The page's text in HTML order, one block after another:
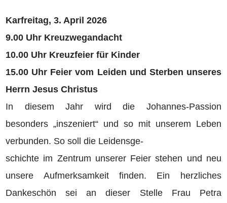
Karfreitag, 3. April 2026
9.00 Uhr Kreuzwegandacht
10.00 Uhr Kreuzfeier für Kinder
15.00 Uhr Feier vom Leiden und Sterben unseres
Herrn Jesus Christus
In diesem Jahr wird die Johannes-Passion
besonders „inszeniert“ und so mit unserem Leben
verbunden. So soll die Leidensge-
schichte im Zentrum unserer Feier stehen und neu
unsere Aufmerksamkeit finden. Ein herzliches
Dankeschön sei an dieser Stelle Frau Petra